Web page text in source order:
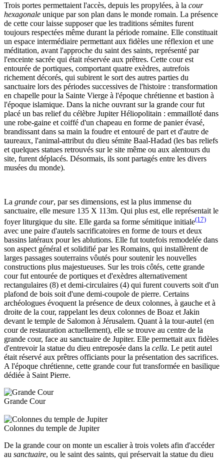
Trois portes permettaient l'accès, depuis les propylées, à la cour
hexagonale unique par son plan dans le monde romain. La présence
de cette cour laisse supposer que les traditions sémites furent
toujours respectées même durant la période romaine. Elle constituait
un espace intermédiaire permettant aux fidèles une réflexion et une
méditation, avant l'approche du saint des saints, représenté par
l'enceinte sacrée qui était réservée aux prêtres. Cette cour est
entourée de portiques, comportant quatre exèdres, autrefois
richement décorés, qui subirent le sort des autres parties du
sanctuaire lors des périodes successives de l'histoire : transformation
en chapelle pour la Sainte Vierge à l'époque chrétienne et bastion à
l'époque islamique. Dans la niche ouvrant sur la grande cour fut
placé un bas relief du célèbre Jupiter Héliopolitain : emmailloté dans
une robe-gaine et coiffé d'un chapeau en forme de panier évasé,
brandissant dans sa main la foudre et entouré de part et d'autre de
taureaux, l'animal-attribut du dieu sémite Baal-Hadad (les bas reliefs
et quelques statues retrouvés sur le site même ou aux alentours du
site, furent déplacés. Désormais, ils sont partagés entre les divers
musées du monde).
La grande cour, par ses dimensions, est la plus immense du
sanctuaire, elle mesure 135 X 113m. Qui plus est, elle représentait le
foyer liturgique du site. Elle garda sa forme sémitique initiale(17)
avec une paire d'autels sacrificatoires en forme de tours et deux
bassins latéraux pour les ablutions. Elle fut toutefois remodelée dans
son aspect général et solidifié par les Romains, qui installèrent de
larges passages souterrains vôutés pour soutenir les nouvelles
constructions plus majestueuses. Sur les trois côtés, cette grande
cour fut entourée de portiques et d'exèdres alternativement
rectangulaires (8) et demi-circulaires (4) qui furent couverts soit d'un
plafond de bois soit d'une demi-coupole de pierre. Certains
archéologues évoquent la présence de deux colonnes, à gauche et à
droite de la cour, rappelant les deux colonnes de Boaz et Jakin
devant le temple de Salomon à Jérusalem. Quant à la tour-autel (en
cour de restauration actuellement), elle se trouve au centre de la
grande cour, face au sanctuaire de Jupiter. Elle permettait aux fidèles
d'entrevoir la statue du dieu entreposée dans la cella. Le petit autel
était réservé aux prêtres officiants pour la présentation des sacrifices.
A l'époque chrétienne, cette grande cour fut transformée en basilique
dédiée à Saint Pierre.
Grande Cour
Colonnes du temple de Jupiter
De la grande cour on monte un escalier à trois volets afin d'accéder
au sanctuaire, ou le saint des saints, qui préservait la statue du dieu